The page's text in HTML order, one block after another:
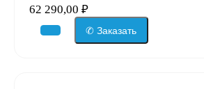
62 290,00 ₽
✆ Заказать